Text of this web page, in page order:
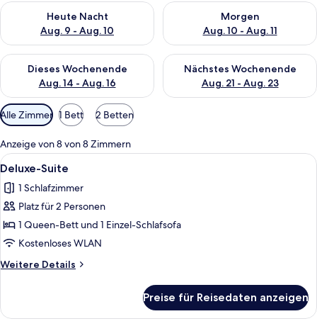
Heute Nacht
Aug. 9 - Aug. 10
Überprüfe die Verfügbarkeit für heute Nacht, Aug. 9 - Aug.
Morgen
Aug. 10 - Aug. 11
Überprüfe die Verfügbarkeit
Dieses Wochenende
Aug. 14 - Aug. 16
Überprüfe die Verfügbarkeit für dieses Wochenende, Aug. 14
Nächstes Wochenende
Aug. 21 - Aug. 23
Überprüfe die Verfügbarkeit
Verfügbare
Filter
für
Zimmer
Alle Zimmer 1 Bett 2 Betten
Anzeige von 8 von 8 Zimmern
Alle
Fotos
für
Deluxe-
Suite
anzeigen
Ein Schlafzimmer mit rundem
5
Deluxe-Suite
1 Schlafzimmer
Platz für 2 Personen
1 Queen-Bett und 1 Einzel-Schlafsofa
Kostenloses WLAN
Weitere Details
Weitere
Suite
Preise für Reisedaten anzeigen